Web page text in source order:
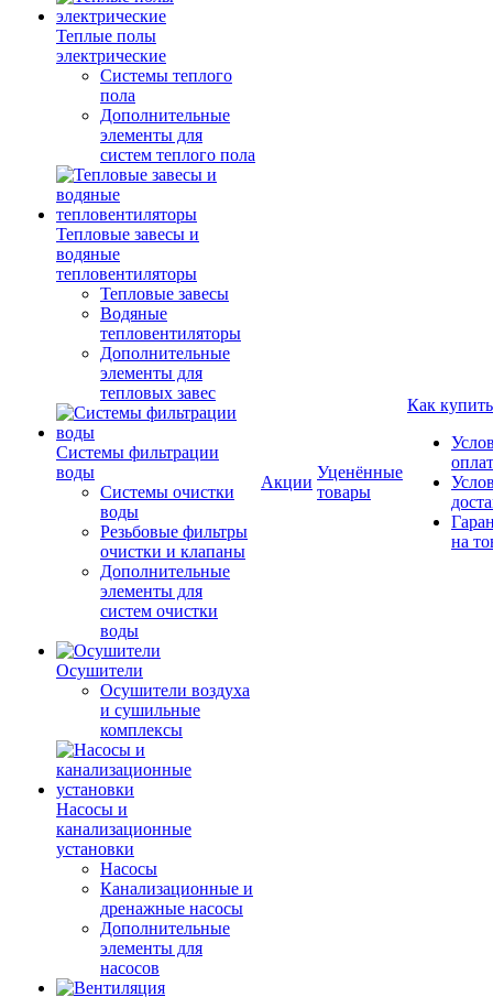
Теплые полы
электрические
Системы теплого
пола
Дополнительные
элементы для
систем теплого пола
Тепловые завесы и
водяные
тепловентиляторы
Тепловые завесы
Водяные
тепловентиляторы
Дополнительные
элементы для
тепловых завес
Системы фильтрации
воды
Системы очистки
воды
Резьбовые фильтры
очистки и клапаны
Дополнительные
элементы для
систем очистки
воды
Осушители
Осушители воздуха
и сушильные
комплексы
Насосы и
канализационные
установки
Насосы
Канализационные и
дренажные насосы
Дополнительные
элементы для
насосов
Акции
Уценённые
товары
Как купить
на